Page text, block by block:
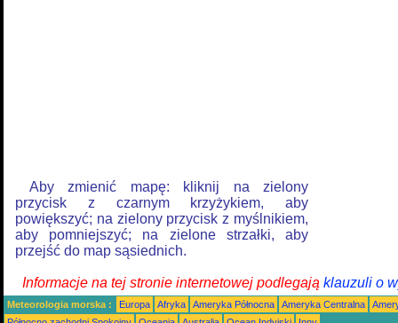
Aby zmienić mapę: kliknij na zielony
przycisk z czarnym krzyżykiem, aby
powiększyć; na zielony przycisk z myślnikiem,
aby pomniejszyć; na zielone strzałki, aby
przejść do map sąsiednich.
Informacje na tej stronie internetowej podlegają klauzuli o
Meteorologia morska : Europa Afryka Ameryka Północna Ameryka Centralna